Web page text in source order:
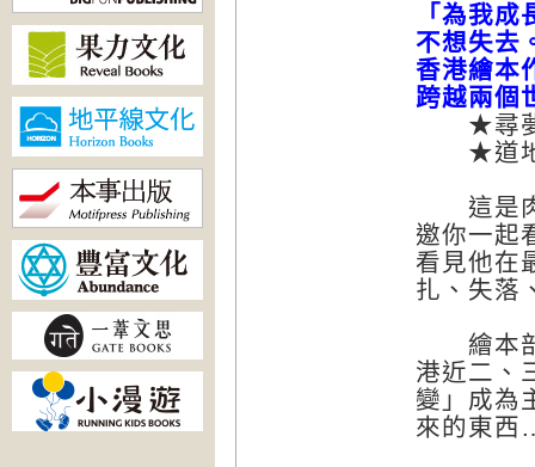
「為我
不想失去
香港繪本
跨越兩個
★尋夢
★道地
這是肉
邀你一起
看見他在
扎、失落
繪本部
港近二、
變」成為
來的東